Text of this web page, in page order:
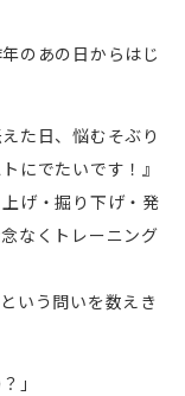
のあの日からはじ
た日、悩むそぶり
にでたいです！』
げ・掘り下げ・発
なくトレーニング
いう問いを数えき
」